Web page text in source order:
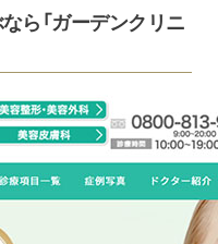
ら「ガーデンクリニ